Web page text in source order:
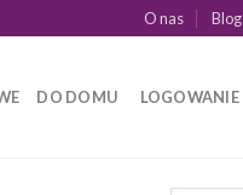
O nas Blog
DO DOMU LOGOWANIE